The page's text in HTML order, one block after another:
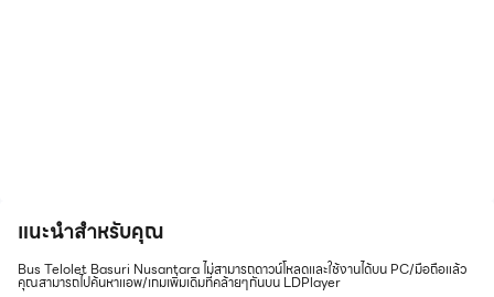
แนะนำสำหรับคุณ
Bus Telolet Basuri Nusantara ไม่สามารถดาวน์โหลดและใช้งานได้บน PC/มือถือแล้ว
คุณสามารถไปค้นหาแอพ/เกมเพิ่มเดิมที่คล้ายๆกันบน LDPlayer